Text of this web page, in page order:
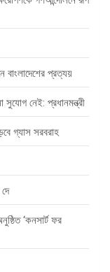
প্রত্যয়
নেই: প্রধানমন্ত্রী
গ্যাস সরবরাহ
‘কনসার্ট ফর